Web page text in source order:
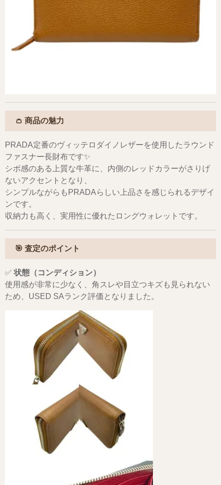
👛 商品の魅力
PRADA定番のヴィッテロダイノレザーを使用したラウンド
ファスナー長財布です✨
シボ感のある上質な牛革に、内側のレッドカラーがさりげ
ないアクセントとなり、
シンプルながらもPRADAらしい上品さを感じられるデザイ
ンです。
収納力も高く、実用性に優れたロングウォレットです。
🎯 査定のポイント
✅状態（コンディション）
使用感が非常に少なく、角スレや目立つキズも見られない
ため、USED SAランク評価となりました。